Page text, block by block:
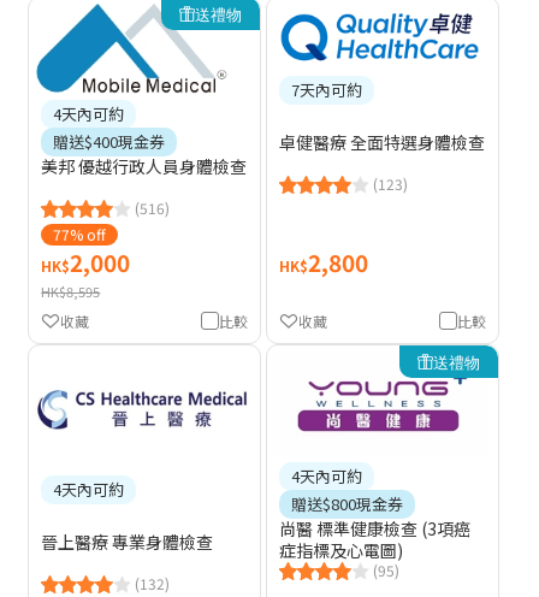
送禮物
4天內可約
贈送$400現金券
美邦 優越行政人員身體檢查
(516)
77% off
HK$2,000
HK$8,595
比較
收藏
7天內可約
卓健醫療 全面特選身體檢查
(123)
HK$2,800
比較
收藏
4天內可約
晉上醫療 專業身體檢查
(132)
送禮物
4天內可約
贈送$800現金券
尚醫 標準健康檢查 (3項癌
症指標及心電圖)
(95)